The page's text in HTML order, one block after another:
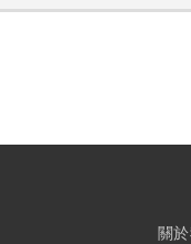
關